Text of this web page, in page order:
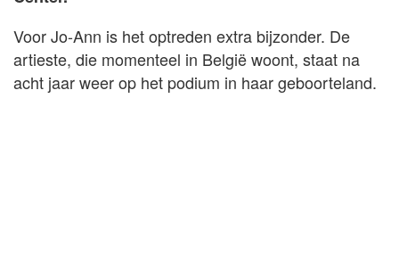
Voor Jo-Ann is het optreden extra bijzonder. De
artieste, die momenteel in België woont, staat na
acht jaar weer op het podium in haar geboorteland.